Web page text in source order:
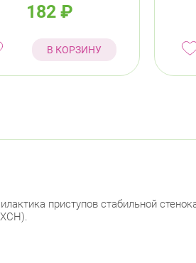
182 ₽
В КОРЗИНУ
приступов стабильной